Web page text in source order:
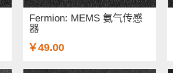
Fermion: MEMS 氨气传感
器
￥49.00